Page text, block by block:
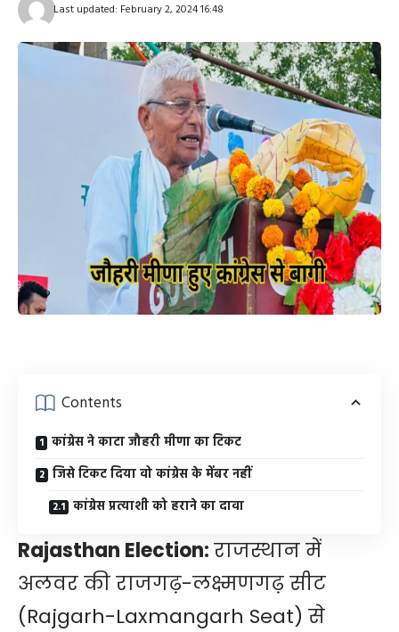
Last updated: February 2, 2024 16:48
Contents
कांग्रेस ने काटा जौहरी मीणा का टिकट
जिसे टिकट दिया वो कांग्रेस के मेंबर नहीं
कांग्रेस प्रत्याशी को हराने का दावा
Rajasthan Election:राजस्थान में
अलवर की राजगढ़-लक्ष्मणगढ़ सीट
(Rajgarh-Laxmangarh Seat) से